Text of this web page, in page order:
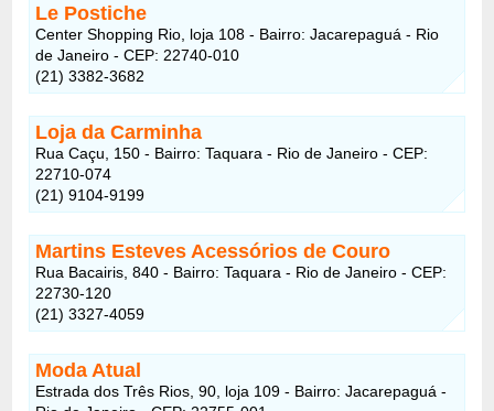
Le Postiche
Center Shopping Rio, loja 108 - Bairro: Jacarepaguá - Rio
de Janeiro - CEP: 22740-010
(21) 3382-3682
Loja da Carminha
Rua Caçu, 150 - Bairro: Taquara - Rio de Janeiro - CEP:
22710-074
(21) 9104-9199
Martins Esteves Acessórios de Couro
Rua Bacairis, 840 - Bairro: Taquara - Rio de Janeiro - CEP:
22730-120
(21) 3327-4059
Moda Atual
Estrada dos Três Rios, 90, loja 109 - Bairro: Jacarepaguá -